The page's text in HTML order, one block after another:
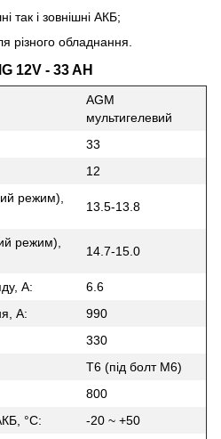
так і зовнішні АКБ;
різного обладнання.
12V - 33 AH
AGM
мультигелевий
33
12
режим),
13.5-13.8
режим),
14.7-15.0
A:
6.6
A:
990
330
Т6 (під болт М6)
800
°C:
-20 ~ +50